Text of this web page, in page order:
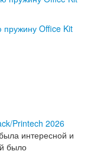
пружину Office Kit
Printech 2026
интересной и
было